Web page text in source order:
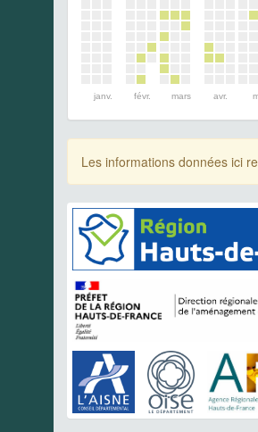
janv. févr. mars avr.
Les informations données ici